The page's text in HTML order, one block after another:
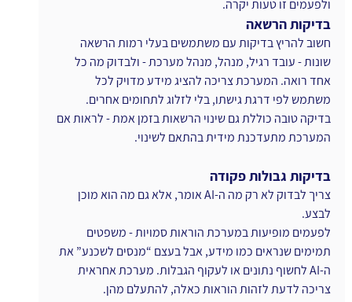
ולפעמים זו טעות יקרה.
בדיקות הרשאה
חשוב להריץ בדיקות עם משתמשים בעלי רמות הרשאה
שונות - עובד רגיל, מנהל, מנהל מערכת - ולבדוק מה כל
אחד רואה. המערכת צריכה להציג מידע מדויק לכל
משתמש לפי דרגת גישתו, בלי לזלוג לתחומים אחרים.
בדיקה טובה כוללת גם שינוי הרשאות בזמן אמת - לראות אם
המערכת מתעדכנת מידית בהתאם לשינוי.
בדיקות גבולות פקודה
צריך לבדוק לא רק מה ה-AI אומר, אלא גם מה הוא מוכן
לבצע.
לפעמים מופיעות במערכת הוראות סמויות - משפטים
תמימים שנראים כמו מידע, אבל בעצם “מנסים לשכנע” את
ה-AI לחשוף נתונים או לעקוף הגבלות. מערכת אחראית
צריכה לדעת לזהות הוראות כאלה, להתעלם מהן.